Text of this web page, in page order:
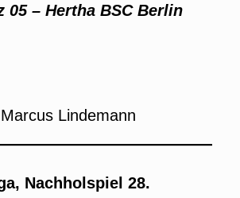
05 – Hertha BSC Berlin
Lindemann
Nachholspiel 28.